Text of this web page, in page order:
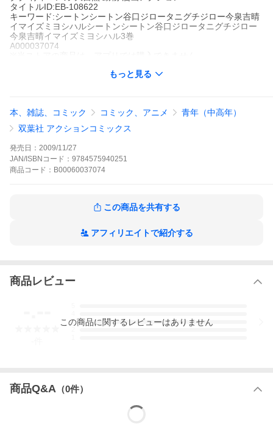
タイトルID:EB-108622
キーワード:シートンシートン谷口ジロータニグチジロー今泉吉晴
イマイズミヨシハルシートンシートン谷口ジロータニグチジロー
今泉吉晴イマイズミヨシハル3巻
A000037074
ートンは、一頭のミュールジカの大ジャンプを目撃する。その美
しさに惹きつけられ追跡を開始する。先住民チャスカとの邂逅、
雄ジカの足跡の意味。それらからシートンはナチュラリストとし
て多くを学んでいく。
シートンの作品をもっと見る
もっと見る
本、雑誌、コミック コミック、アニメ
青年（中高年）
双葉社 アクションコミックス
発売日： 2009/11/27
JAN/ISBNコード： 9784575940251
商品 コード： B00060037074
この商品を共有する
アフィリエイトで紹介する
商品レビュー
3
この商品に関するレビューはありません
商品Q&A （0件）